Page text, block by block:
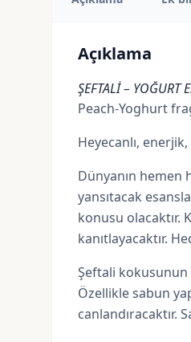
Açıklama
ŞEFTALİ – YOĞURT
Peach-Yoghurt
Heyecanlı,
Dünyanın hemen
yansıtacak
konusu olacaktır.
kanıtlayacaktır.
Şeftali kokusunun
Özellikle sabun
canlandıracaktır.